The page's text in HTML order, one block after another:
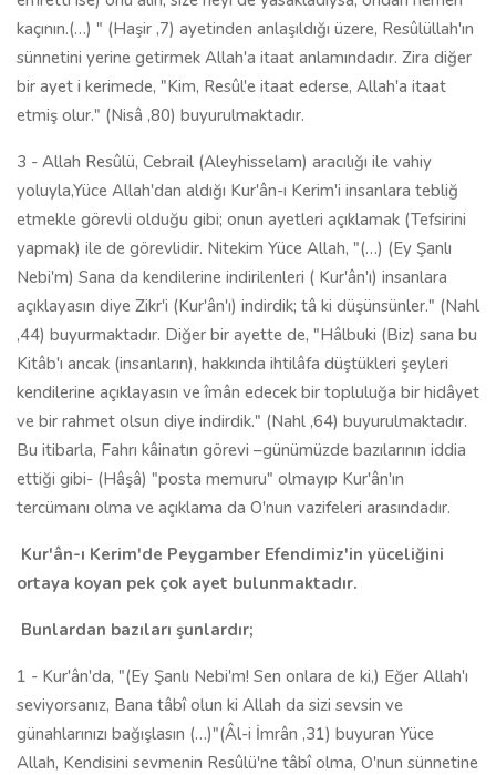
kaçının.(…) " (Haşir ,7) ayetinden anlaşıldığı üzere, Resûlüllah'ın
sünnetini yerine getirmek Allah'a itaat anlamındadır. Zira diğer
bir ayet i kerimede, "Kim, Resûl'e itaat ederse, Allah'a itaat
etmiş olur." (Nisâ ,80) buyurulmaktadır.
3 - Allah Resûlü, Cebrail (Aleyhisselam) aracılığı ile vahiy
yoluyla,Yüce Allah'dan aldığı Kur'ân-ı Kerim'i insanlara tebliğ
etmekle görevli olduğu gibi; onun ayetleri açıklamak (Tefsirini
yapmak) ile de görevlidir. Nitekim Yüce Allah, "(…) (Ey Şanlı
Nebi'm) Sana da kendilerine indirilenleri ( Kur'ân'ı) insanlara
açıklayasın diye Zikr'i (Kur'ân'ı) indirdik; tâ ki düşünsünler." (Nahl
,44) buyurmaktadır. Diğer bir ayette de, "Hâlbuki (Biz) sana bu
Kitâb'ı ancak (insanların), hakkında ihtilâfa düştükleri şeyleri
kendilerine açıklayasın ve îmân edecek bir topluluğa bir hidâyet
ve bir rahmet olsun diye indirdik." (Nahl ,64) buyurulmaktadır.
Bu itibarla, Fahrı kâinatın görevi –günümüzde bazılarının iddia
ettiği gibi- (Hâşâ) "posta memuru" olmayıp Kur'ân'ın
tercümanı olma ve açıklama da O'nun vazifeleri arasındadır.
Kur'ân-ı Kerim'de Peygamber Efendimiz'in yüceliğini
ortaya koyan pek çok ayet bulunmaktadır.
Bunlardan bazıları şunlardır;
1 - Kur'ân'da, "(Ey Şanlı Nebi'm! Sen onlara de ki,) Eğer Allah'ı
seviyorsanız, Bana tâbî olun ki Allah da sizi sevsin ve
günahlarınızı bağışlasın (…)"(Âl-i İmrân ,31) buyuran Yüce
Allah, Kendisini sevmenin Resûlü'ne tâbî olma, O'nun sünnetine